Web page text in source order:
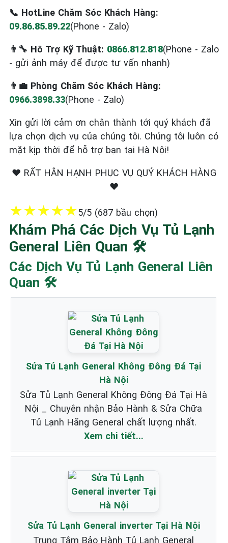
📞 HotLine Chăm Sóc Khách Hàng:
09.86.85.89.22(Phone - Zalo)
👨‍🔧 Hỗ Trợ Kỹ Thuật: 0866.812.818(Phone - Zalo
- gửi ảnh máy để được tư vấn nhanh)
👨‍💼 Phòng Chăm Sóc Khách Hàng:
0966.3898.33(Phone - Zalo)
Xin gửi lời cảm ơn chân thành tới quý khách đã
lựa chọn dịch vụ của chúng tôi. Chúng tôi luôn có
mặt kịp thời để hỗ trợ bạn tại Hà Nội!
❤️ RẤT HÂN HẠNH PHỤC VỤ QUÝ KHÁCH HÀNG
❤️
★★★★★5/5 (687 bầu chọn)
Khám Phá Các Dịch Vụ Tủ Lạnh
General Liên Quan 🛠️
Các Dịch Vụ Tủ Lạnh General Liên
Quan 🛠️
Sửa Tủ Lạnh General Không Đông Đá Tại
Hà Nội
Sửa Tủ Lạnh General Không Đông Đá Tại Hà
Nội _ Chuyên nhận Bảo Hành & Sửa Chữa
Tủ Lạnh Hãng General chất lượng nhất.
Xem chi tiết...
Sửa Tủ Lạnh General inverter Tại Hà Nội
Trung Tâm Bảo Hành Tủ Lạnh General